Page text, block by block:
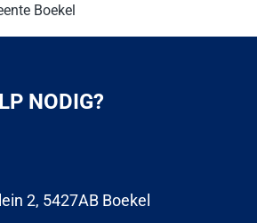
Boekel
NODIG?
2, 5427AB Boekel